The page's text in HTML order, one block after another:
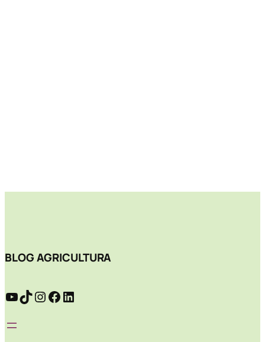
BLOG AGRICULTURA
YouTube
TikTok
Instagram
Facebook
LinkedIn